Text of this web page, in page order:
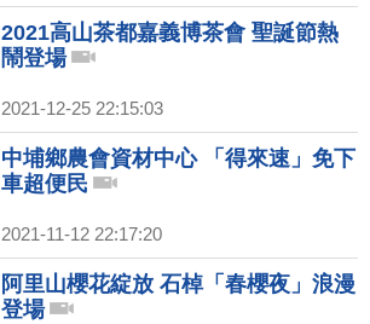
2021高山茶都嘉義博茶會 聖誕節熱
鬧登場
2021-12-25 22:15:03
中埔鄉農會資材中心 「得來速」免下
車超便民
2021-11-12 22:17:20
阿里山櫻花綻放 石棹「春櫻夜」浪漫
登場